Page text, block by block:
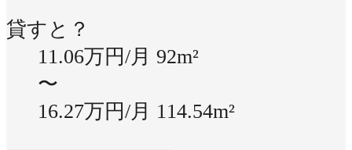
貸すと？
11.06万円/月 92m²
〜
16.27万円/月 114.54m²